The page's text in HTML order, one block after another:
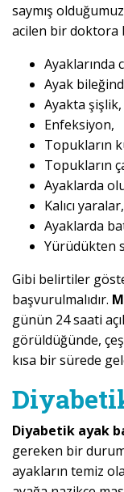
saymış
acilen bir doktora
Ayaklarında
Ayak
Ayakta şişlik,
Enfeksiyon,
Topukların
Topukların
Ayaklarda
Kalıcı yaralar,
Ayaklarda
Yürüdükten
Gibi belirtiler
başvurulmalıdır.
günün 24 saati
görüldüğünde,
kısa bir sürede
Diyabetik ayak
gereken bir
ayakların temiz